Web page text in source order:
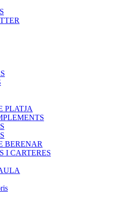
PLATJA
BERENAR
I CARTERES